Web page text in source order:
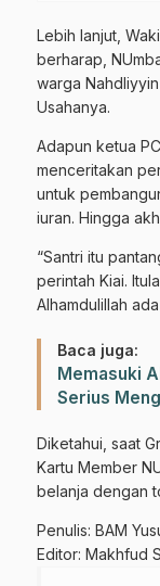
Lebih lanjut,
berharap,
warga
Usahanya.
Adapun ketua
menceritakan
untuk
iuran. Hingga
“Santri itu
perintah Kiai.
Alhamdulillah
Baca juga:
Memasuki
Serius
Diketahui, saat
Kartu Member
belanja dengan
Penulis: BAM
Editor: Makhfud